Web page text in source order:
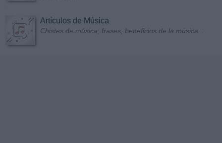
Artículos de Música
Chistes de música, frases, beneficios de la música...